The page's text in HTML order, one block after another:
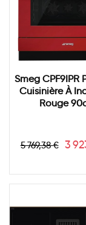
Smeg CPF9IPR
Cuisinière À
Rouge
Prix
5 769,38 € Prix
3